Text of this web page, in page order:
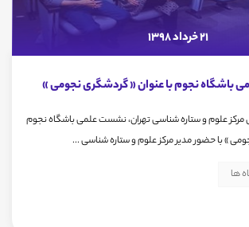
21 خرداد 1398
باشگاه نجوم با عنوان « گردشگری نجومی »
مرکز علوم و ستاره شناسی تهران، نشست علمی باشگاه نجوم
» با حضور مدیر مرکز علوم و ستاره شناسی ...
ها